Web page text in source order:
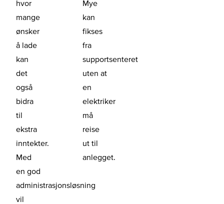
hvor
mange
ønsker
å lade
kan
det
også
bidra
til
ekstra
inntekter.
Med
en god
administrasjonsløsning
vil
Mye
kan
fikses
fra
supportsenteret
uten at
en
elektriker
må
reise
ut til
anlegget.